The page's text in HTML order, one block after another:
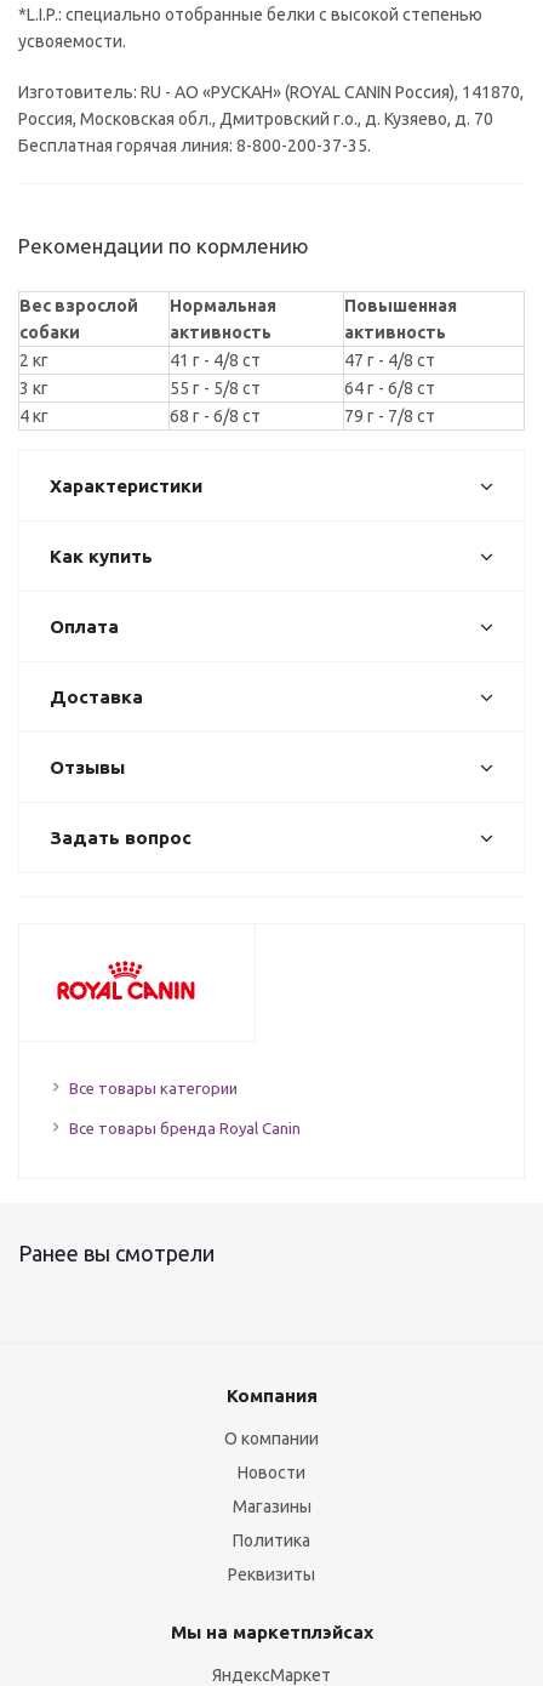
*L.I.P.: специально отобранные белки с высокой степенью
усвояемости.
Изготовитель: RU - АО «РУСКАН» (ROYAL CANIN Россия), 141870,
Россия, Московская обл., Дмитровский г.о., д. Кузяево, д. 70
Бесплатная горячая линия: 8-800-200-37-35.
Рекомендации по кормлению
Вес взрослой
собаки
Нормальная
активность
Повышенная
активность
2 кг
41 г - 4/8 ст
47 г - 4/8 ст
3 кг
55 г - 5/8 ст
64 г - 6/8 ст
4 кг
68 г - 6/8 ст 79 г - 7/8 ст
Характеристики
Как купить
Оплата
Доставка
Отзывы
Задать вопрос
Все товары категории
Все товары бренда Royal Canin
Ранее вы смотрели
Компания
О компании
Новости
Магазины
Политика
Реквизиты
Мы на маркетплэйсах
ЯндексМаркет